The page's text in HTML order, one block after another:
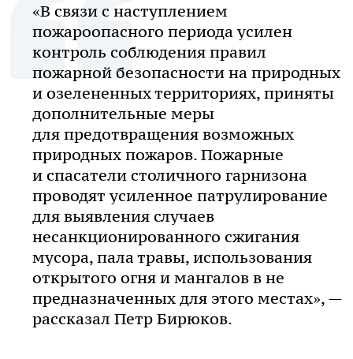
«В связи с наступлением
пожароопасного периода усилен
контроль соблюдения правил
пожарной безопасности на природных
и озелененных территориях, приняты
дополнительные меры
для предотвращения возможных
природных пожаров. Пожарные
и спасатели столичного гарнизона
проводят усиленное патрулирование
для выявления случаев
несанкционированного сжигания
мусора, пала травы, использования
открытого огня и мангалов в не
предназначенных для этого местах», —
рассказал Петр Бирюков.